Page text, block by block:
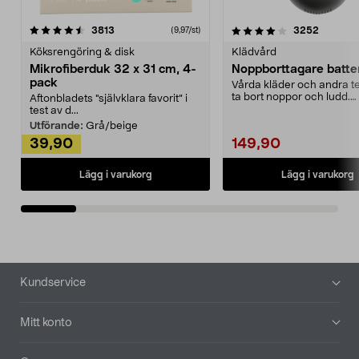
3813 (9,97/st)
Köksrengöring & disk
Mikrofiberduk 32 x 31 cm, 4-
pack
Aftonbladets "självklara favorit” i
test av d...
Utförande: Grå/beige
39,90
Lägg i varukorg
4.0av 5 stjärnor 3252
Klädvård
Noppborttagare
Vårda kläder och andra
ta bort noppor och ludd.
149,90
Lägg i varukorg
4.5av 5 stjärnor
Sidfot
Kundservice
Mitt konto